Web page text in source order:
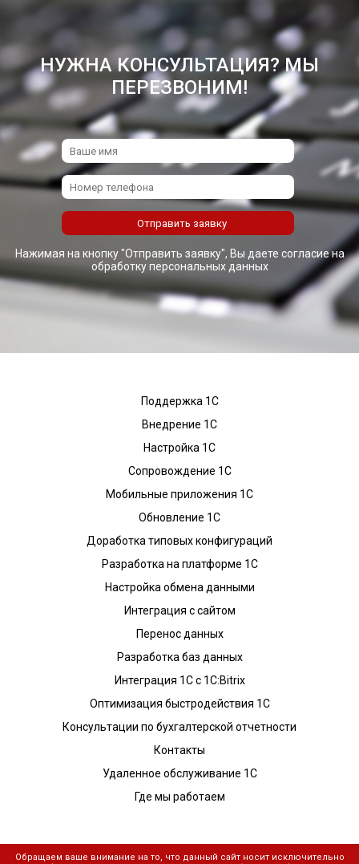
НУЖНА КОНСУЛЬТАЦИЯ? МЫ
ПЕРЕЗВОНИМ!
Нажимая на кнопку "Отправить заявку", Вы даете согласие на
обработку персональных данных
Поддержка 1С
Внедрение 1С
Настройка 1С
Сопровождение 1С
Мобильные приложения 1С
Обновление 1С
Доработка типовых конфигураций
Разработка на платформе 1С
Настройка обмена данными
Интеграция с сайтом
Перенос данных
Разработка баз данных
Интеграция 1С с 1С:Bitrix
Оптимизация быстродействия 1С
Консультации по бухгалтерской отчетности
Контакты
Удаленное обслуживание 1С
Где мы работаем
Обращаем ваше внимание на то, что данный сайт носит исключительно